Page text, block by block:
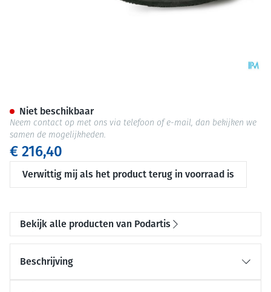
€ 216,40
Verwittig mij als het product terug in voorraad is
Niet beschikbaar
Neem contact op met ons via telefoon of e-mail, dan bekijken we
samen de mogelijkheden.
Bekijk alle producten van Podartis
Beschrijving